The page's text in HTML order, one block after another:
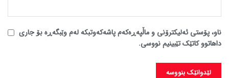
ناو، پۆستی ئەلیکترۆنی و ماڵپەڕەکەم پاشەکەوتبکە لەم وێبگەڕە بۆ جاری
داهاتوو کاتێک تێبینیم نووسی.